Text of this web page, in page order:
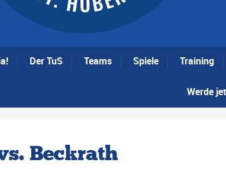
Der TuS Teams Spiele Training
Werde
Beckrath